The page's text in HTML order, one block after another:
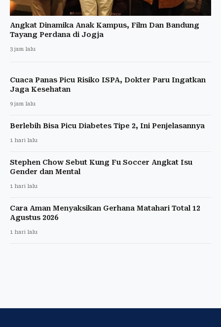
Angkat Dinamika Anak Kampus, Film Dan Bandung
Tayang Perdana di Jogja
3 jam lalu
Cuaca Panas Picu Risiko ISPA, Dokter Paru Ingatkan
Jaga Kesehatan
9 jam lalu
Berlebih Bisa Picu Diabetes Tipe 2, Ini Penjelasannya
1 hari lalu
Stephen Chow Sebut Kung Fu Soccer Angkat Isu
Gender dan Mental
1 hari lalu
Cara Aman Menyaksikan Gerhana Matahari Total 12
Agustus 2026
1 hari lalu